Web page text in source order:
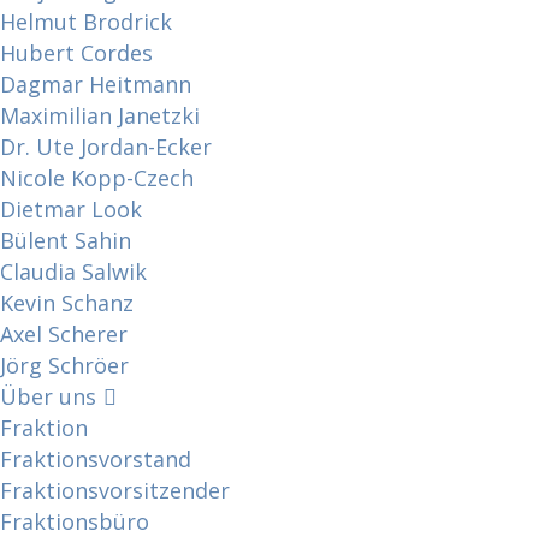
Helmut Brodrick
Hubert Cordes
Dagmar Heitmann
Maximilian Janetzki
Dr. Ute Jordan-Ecker
Nicole Kopp-Czech
Dietmar Look
Bülent Sahin
Claudia Salwik
Kevin Schanz
Axel Scherer
Jörg Schröer
Über uns
Fraktion
Fraktionsvorstand
Fraktionsvorsitzender
Fraktionsbüro